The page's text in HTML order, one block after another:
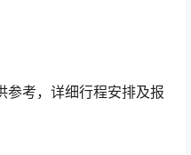
参考，详细行程安排及报